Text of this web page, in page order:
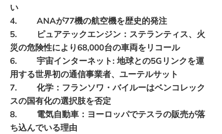
い
4. ANAが77機の航空機を歴史的発注
5. ピュアテックエンジン：ステランティス、火
災の危険性により68,000台の車両をリコール
6. 宇宙インターネット: 地球との5Gリンクを運
用する世界初の通信事業者、ユーテルサット
7. 化学：フランソワ・バイルーはベンコレック
スの国有化の選択肢を否定
8. 電気自動車：ヨーロッパでテスラの販売が落
ち込んでいる理由